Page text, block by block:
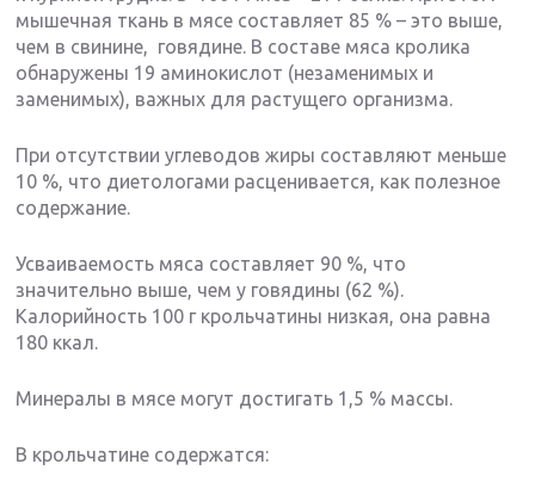
мышечная ткань в мясе составляет 85 % – это выше,
чем в свинине, говядине. В составе мяса кролика
обнаружены 19 аминокислот (незаменимых и
заменимых), важных для растущего организма.
При отсутствии углеводов жиры составляют меньше
10 %, что диетологами расценивается, как полезное
содержание.
Усваиваемость мяса составляет 90 %, что
значительно выше, чем у говядины (62 %).
Калорийность 100 г крольчатины низкая, она равна
180 ккал.
Минералы в мясе могут достигать 1,5 % массы.
В крольчатине содержатся: